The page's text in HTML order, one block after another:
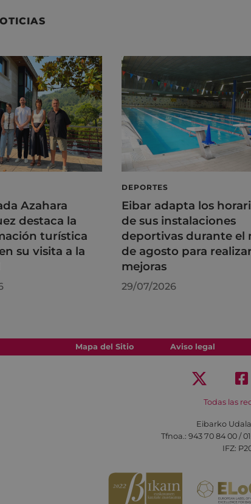
Azahara
destaca la
turística
su visita a la
DEPORTES
Eibar adapta los
de sus instalaciones
deportivas durante el
de agosto para realizar
mejoras
29/07/2026
Mapa del Sitio Aviso legal
Todas las
Eibarko
Tfnoa.: 943 70 84 00 /
IFZ: